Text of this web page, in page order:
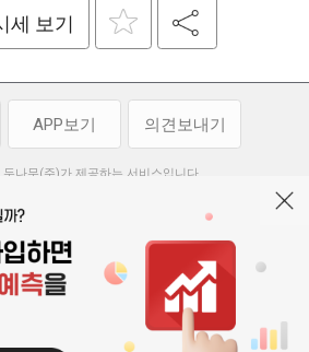
세 보기
APP보기 의견보내기
나무(주)가 제공하는 서비스입니다.
공 과정에서 오류나 지연이 발생할 수 있습니다.
보에 의한 투자 결과에 대하여 법적인 책임을
스에서 제공되는 정보의 무단 배포를 금합니다.
년보호정책 개인정보처리방침
| 고객센터 |
오픈소스 라이선스
시 서초구 강남대로 369, 15층
사업자 등록번호 119-86-54968